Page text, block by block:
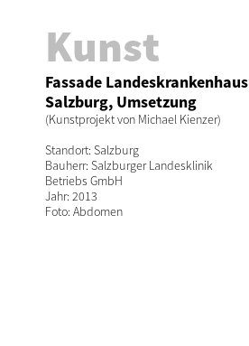
Fassade Landeskrankenhaus
Salzburg, Umsetzung
(Kunstprojekt von Michael Kienzer)
Standort: Salzburg
Bauherr: Salzburger Landesklinik
Betriebs GmbH
Jahr: 2013
Foto: Abdomen
Kunst